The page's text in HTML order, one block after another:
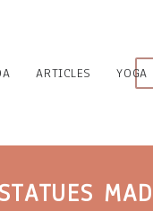
ARTICLES YOGA